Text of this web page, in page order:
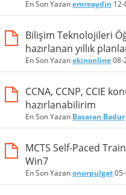
En Son Yazanemreaydin
Bilişim Teknolojileri
hazırlanan yıllık
En Son Yazanekinonline08-
CCNA, CCNP, CCIE
hazırlanabilirim
En Son Yazan Basaran Badur
MCTS Self-Paced
Win7
En Son Yazanonurpulgat